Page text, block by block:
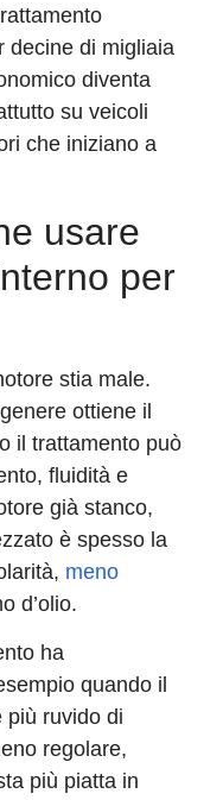
decine di migliaia
diventa
su veicoli
che iniziano a
usare
per
stia male.
ottiene il
il trattamento può
fluidità e
già stanco,
è spesso la
meno
d’olio.
ha
quando il
più ruvido di
regolare,
più piatta in